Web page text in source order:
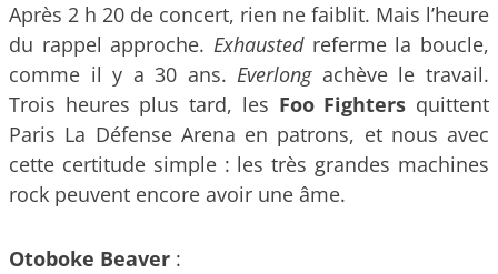
Après 2 h 20 de concert, rien ne faiblit. Mais l’heure
du rappel approche. Exhaustedreferme la boucle,
comme il y a 30 ans.Everlongachève le travail.
Trois heures plus tard, les Foo Fighters quittent
Paris La Défense Arena en patrons, et nous avec
cette certitude simple : les très grandes machines
rock peuvent encore avoir une âme.
Otoboke Beaver :